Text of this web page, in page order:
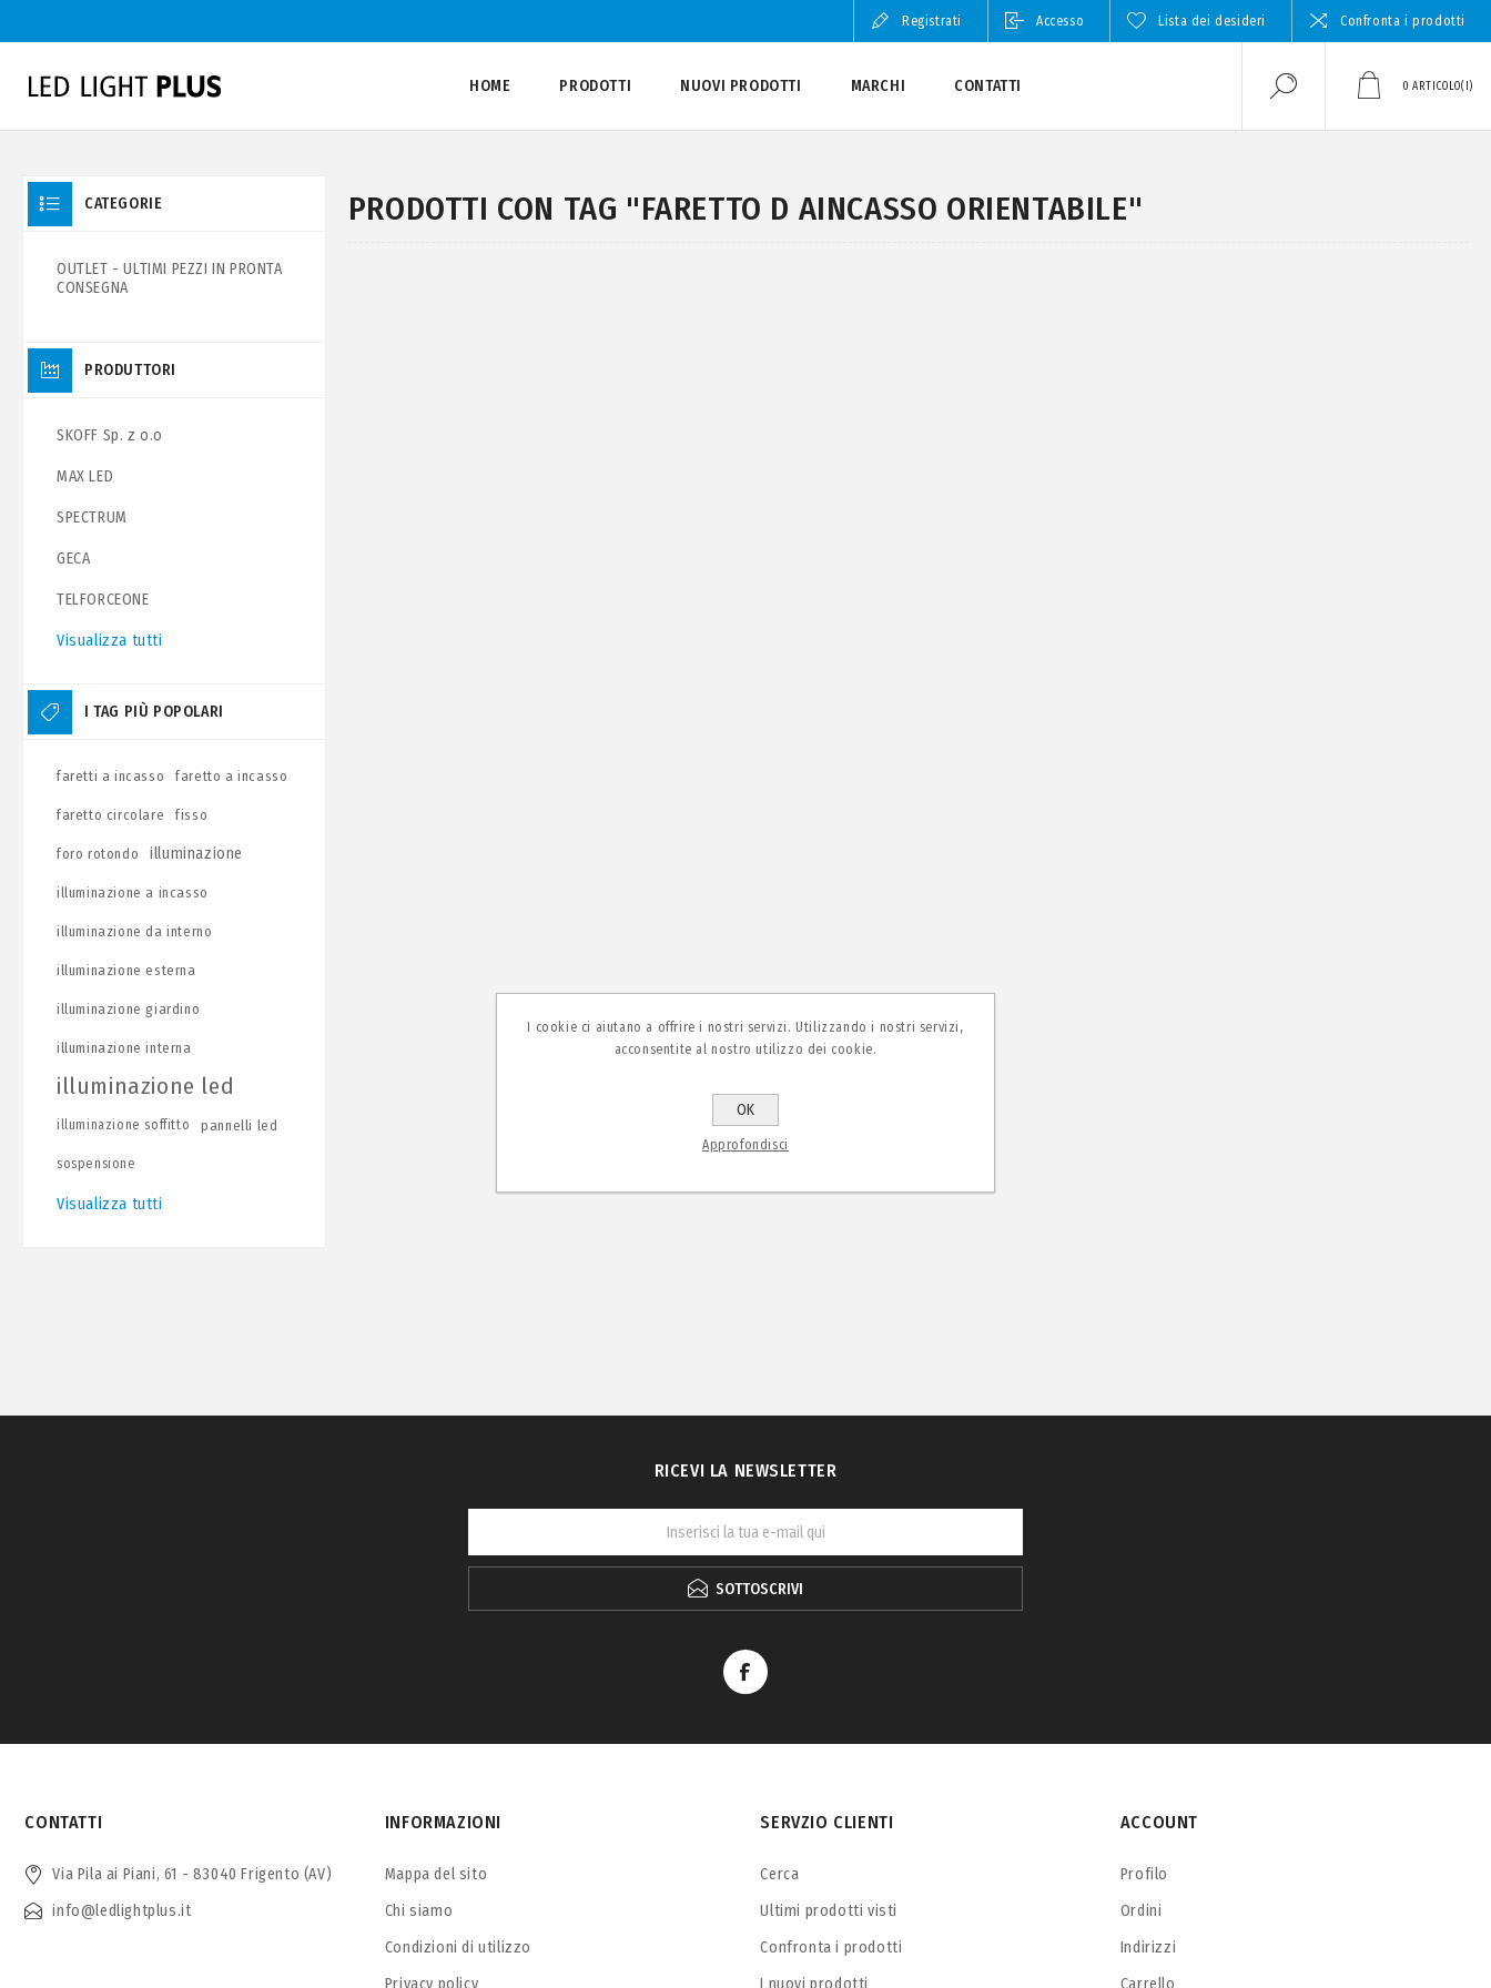
Registrati Accesso Lista dei desideri Confronta i prodotti
HOME PRODOTTI NUOVI PRODOTTI MARCHI CONTATTI 0 ARTICOLO(I)
PRODOTTI CON TAG "FARETTO D AINCASSO ORIENTABILE"
CATEGORIE
OUTLET - ULTIMI PEZZI IN PRONTA
CONSEGNA
PRODUTTORI
SKOFF Sp. z o.o
MAX LED
SPECTRUM
GECA
TELFORCEONE
Visualizza tutti
I TAG PIÙ POPOLARI
faretti a incasso faretto a incasso
faretto circolare fisso
foro rotondo illuminazione
illuminazione a incasso
illuminazione da interno
illuminazione esterna
illuminazione giardino
illuminazione interna
illuminazione led
illuminazione soffitto pannelli led
sospensione
Visualizza tutti
RICEVI LA NEWSLETTER
SOTTOSCRIVI
CONTATTI
Via Pila ai Piani, 61 - 83040 Frigento (AV)
info@ledlightplus.it
INFORMAZIONI
Mappa del sito
Chi siamo
Condizioni di utilizzo
Privacy policy
SERVZIO CLIENTI
Cerca
Ultimi prodotti visti
Confronta i prodotti
I nuovi prodotti
ACCOUNT
Profilo
Ordini
Indirizzi
Carrello
I cookie ci aiutano a offrire i nostri servizi. Utilizzando i nostri servizi,
acconsentite al nostro utilizzo dei cookie.
OK
Approfondisci